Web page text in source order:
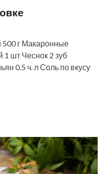
г Макаронные
1 шт Чеснок 2 зуб
0.5 ч. л Соль по вкусу